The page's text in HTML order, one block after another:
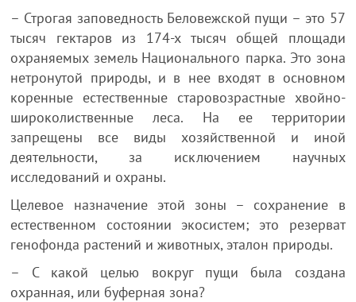
– Строгая заповедность Беловежской пущи – это 57
тысяч гектаров из 174-х тысяч общей площади
охраняемых земель Национального парка. Это зона
нетронутой природы, и в нее входят в основном
коренные естественные старовозрастные хвойно-
широколиственные леса. На ее территории
запрещены все виды хозяйственной и иной
деятельности, за исключением научных
исследований и охраны.
Целевое назначение этой зоны – сохранение в
естественном состоянии экосистем; это резерват
генофонда растений и животных, эталон природы.
– С какой целью вокруг пущи была создана
охранная, или буферная зона?